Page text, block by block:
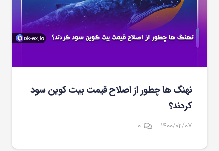
نهنگ ها چطور از اصلاح قیمت بیت کوین سود
کردند؟
۱۴۰۰/۰۲/۰۷ ۰